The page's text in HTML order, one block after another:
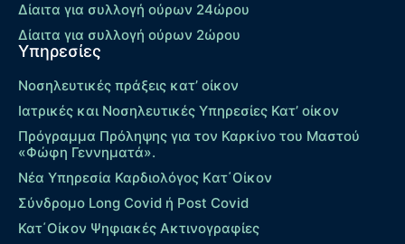
Δίαιτα για συλλογή ούρων 24ώρου
Δίαιτα για συλλογή ούρων 2ώρου
Υπηρεσίες
Νοσηλευτικές πράξεις κατ’ οίκον
Ιατρικές και Νοσηλευτικές Υπηρεσίες Κατ’ οίκον
Πρόγραμμα Πρόληψης για τον Καρκίνο του Μαστού
«Φώφη Γεννηματά».
Νέα Υπηρεσία Καρδιολόγος Kατ΄Οίκον
Σύνδρομο Long Covid ή Post Covid
Κατ΄Οίκον Ψηφιακές Ακτινογραφίες